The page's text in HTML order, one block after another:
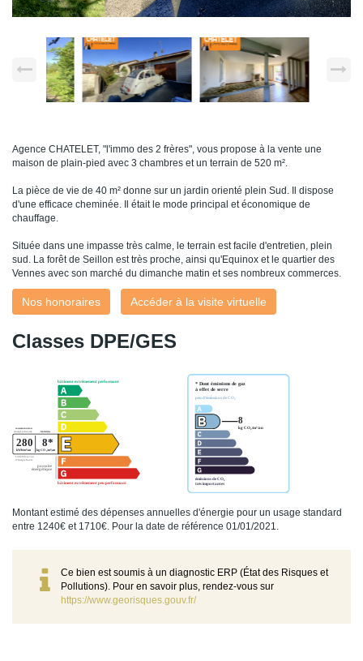
Agence CHATELET, "l'immo des 2 frères", vous propose à la vente une
maison de plain-pied avec 3 chambres et un terrain de 520 m².
La pièce de vie de 40 m² donne sur un jardin orienté plein Sud. Il dispose
d'une efficace cheminée. Il était le mode principal et économique de
chauffage.
Située dans une impasse très calme, le terrain est facile d'entretien, plein
sud. La forêt de Seillon est très proche, ainsi qu'Equinox et le quartier des
Vennes avec son marché du dimanche matin et ses nombreux commerces.
Nos honoraires Accéder à la visite virtuelle
Classes DPE/GES
Montant estimé des dépenses annuelles d'énergie pour un usage standard
entre 1240€ et 1710€. Pour la date de référence 01/01/2021.
Ce bien est soumis à un diagnostic ERP (État des Risques et
Pollutions). Pour en savoir plus, rendez-vous sur
https://www.georisques.gouv.fr/